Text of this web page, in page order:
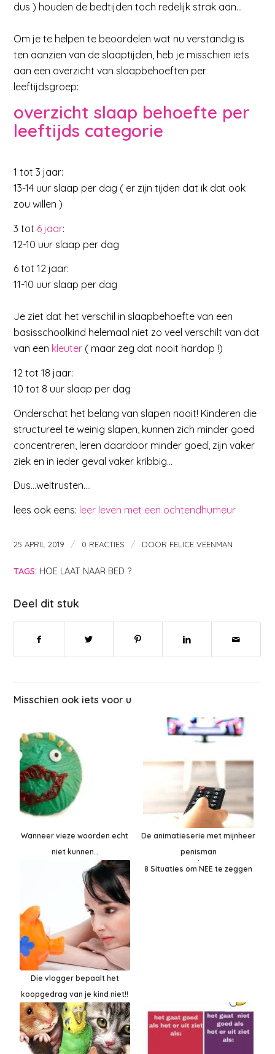
dus ) houden de bedtijden toch redelijk strak aan…
Om je te helpen te beoordelen wat nu verstandig is
ten aanzien van de slaaptijden, heb je misschien iets
aan een overzicht van slaapbehoeften per
leeftijdsgroep:
overzicht slaap behoefte per
leeftijds categorie
1 tot 3 jaar:
13-14 uur slaap per dag ( er zijn tijden dat ik dat ook
zou willen )
3 tot 6 jaar:
12-10 uur slaap per dag
6 tot 12 jaar:
11-10 uur slaap per dag
Je ziet dat het verschil in slaapbehoefte van een
basisschoolkind helemaal niet zo veel verschilt van dat
van een kleuter ( maar zeg dat nooit hardop !)
12 tot 18 jaar:
10 tot 8 uur slaap per dag
Onderschat het belang van slapen nooit! Kinderen die
structureel te weinig slapen, kunnen zich minder goed
concentreren, leren daardoor minder goed, zijn vaker
ziek en in ieder geval vaker kribbig…
Dus…weltrusten….
lees ook eens: leer leven met een ochtendhumeur
25 APRIL 2019 / 0 REACTIES / DOOR FELICE VEENMAN
TAGS: HOE LAAT NAAR BED ?
Deel dit stuk
Misschien ook iets voor u
Wanneer vieze woorden echt
niet kunnen…
De animatieserie met mijnheer
penisman
Die vlogger bepaalt het
koopgedrag van je kind niet!!
8 Situaties om NEE te zeggen